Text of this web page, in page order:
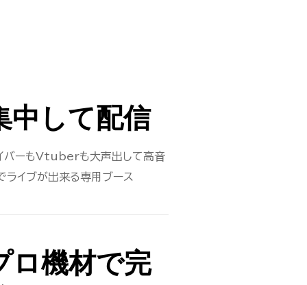
中して配信
バーもVtuberも大声出して高音
ライブが出来る専用ブース
ロ機材で完